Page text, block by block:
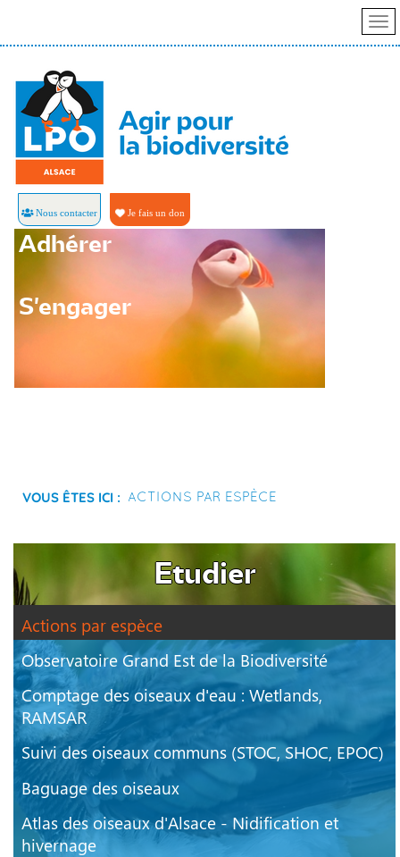
Nous contacter Je fais un don
Adhérer
S'engager
Vous êtes ici : Actions par espèce
Etudier
Actions par espèce
Observatoire Grand Est de la Biodiversité
Comptage des oiseaux d'eau : Wetlands,
RAMSAR
Suivi des oiseaux communs (STOC, SHOC, EPOC)
Baguage des oiseaux
Atlas des oiseaux d'Alsace - Nidification et
hivernage